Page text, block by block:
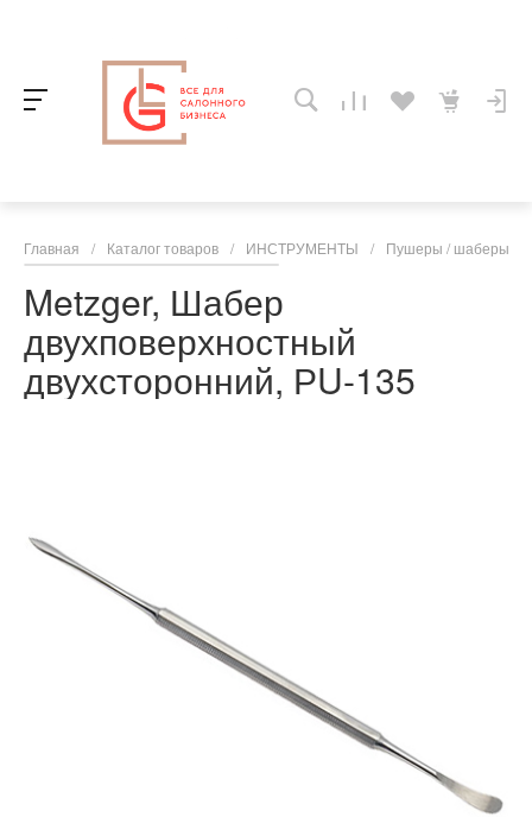
Главная / Каталог товаров / ИНСТРУМЕНТЫ / Пушеры / шаберы
Metzger, Шабер
двухповерхностный
двухсторонний, РU-135